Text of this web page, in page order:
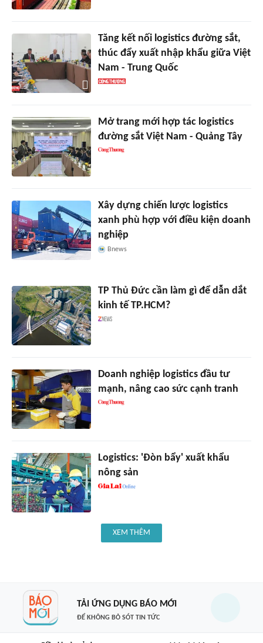
Tăng kết nối logistics đường sắt,
thúc đẩy xuất nhập khẩu giữa Việt
Nam - Trung Quốc
Mở trang mới hợp tác logistics
đường sắt Việt Nam - Quảng Tây
Xây dựng chiến lược logistics
xanh phù hợp với điều kiện doanh
nghiệp
Bnews
TP Thủ Đức cần làm gì để dẫn dắt
kinh tế TP.HCM?
Doanh nghiệp logistics đầu tư
mạnh, nâng cao sức cạnh tranh
Logistics: 'Đòn bẩy' xuất khẩu
nông sản
XEM THÊM
TẢI ỨNG DỤNG BÁO MỚI
ĐỂ KHÔNG BỎ SÓT TIN TỨC